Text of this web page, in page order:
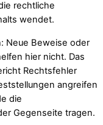
rechtliche
wendet.
Neue Beweise oder
hier nicht. Das
Rechtsfehler
angreifen
die
Gegenseite tragen.